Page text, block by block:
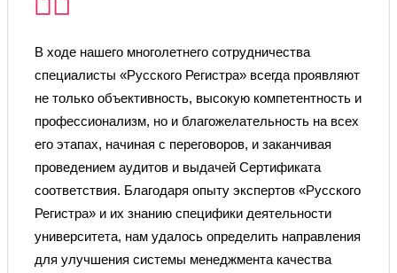
В ходе нашего многолетнего сотрудничества
специалисты «Русского Регистра» всегда проявляют
не только объективность, высокую компетентность и
профессионализм, но и благожелательность на всех
его этапах, начиная с переговоров, и заканчивая
проведением аудитов и выдачей Сертификата
соответствия. Благодаря опыту экспертов «Русского
Регистра» и их знанию специфики деятельности
университета, нам удалось определить направления
для улучшения системы менеджмента качества